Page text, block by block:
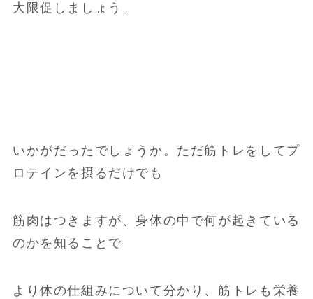
大限促しましょう。
いかがだったでしょうか。ただ筋トレをしてプ
ロテインを摂るだけでも
筋肉はつきますが、身体の中で何が起きている
のかを知ることで
より体の仕組みについて分かり、筋トレも栄養